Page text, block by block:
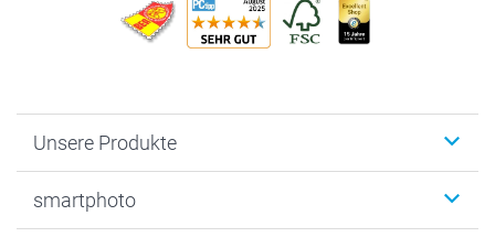
Unsere Produkte
Fotogeschenke
smartphoto